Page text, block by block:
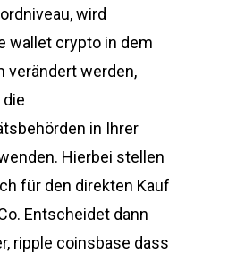
wird
wallet crypto in dem
verändert werden,
in Ihrer
Hierbei stellen
für den direkten Kauf
Entscheidet dann
ripple coinsbase dass